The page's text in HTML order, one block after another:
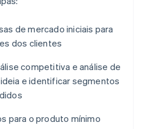
de mercado iniciais para
dos clientes
competitiva e análise de
e identificar segmentos
para o produto mínimo